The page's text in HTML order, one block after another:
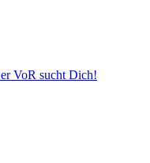
VoR sucht Dich!